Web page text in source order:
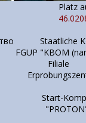
auf dem
Staatliche
"KBOM